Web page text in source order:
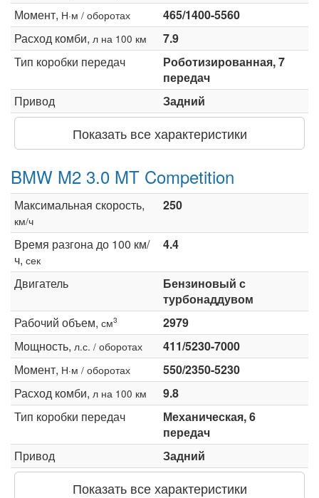
Момент, Н·м / оборотах
465/1400-5560
Расход комби, л на 100 км
7.9
Тип коробки передач
Роботизированная, 7
передач
Привод
Задний
Показать все характеристики
BMW M2 3.0 MT Competition
Максимальная скорость,
км/ч
250
Время разгона до 100 км/
ч, сек
4.4
Двигатель
Бензиновый с
турбонаддувом
Рабочий объем, см3
2979
Мощность, л.с. / оборотах
411/5230-7000
Момент, Н·м / оборотах
550/2350-5230
Расход комби, л на 100 км
9.8
Тип коробки передач
Механическая, 6
передач
Привод
Задний
Показать все характеристики